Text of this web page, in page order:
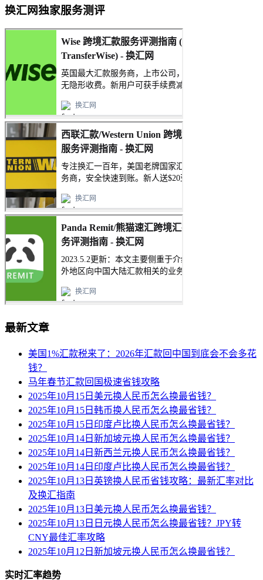
换汇网独家服务测评
最新文章
美国1%汇款税来了：2026年汇款回中国到底会不会多花
钱？
马年春节汇款回国极速省钱攻略
2025年10月15日美元换人民币怎么换最省钱？
2025年10月15日韩币换人民币怎么换最省钱？
2025年10月15日印度卢比换人民币怎么换最省钱？
2025年10月14日新加坡元换人民币怎么换最省钱？
2025年10月14日新西兰元换人民币怎么换最省钱？
2025年10月14日印度卢比换人民币怎么换最省钱？
2025年10月13日英镑换人民币省钱攻略：最新汇率对比
及换汇指南
2025年10月13日美元换人民币怎么换最省钱？
2025年10月13日日元换人民币怎么换最省钱？JPY转
CNY最佳汇率攻略
2025年10月12日新加坡元换人民币怎么换最省钱？
实时汇率趋势